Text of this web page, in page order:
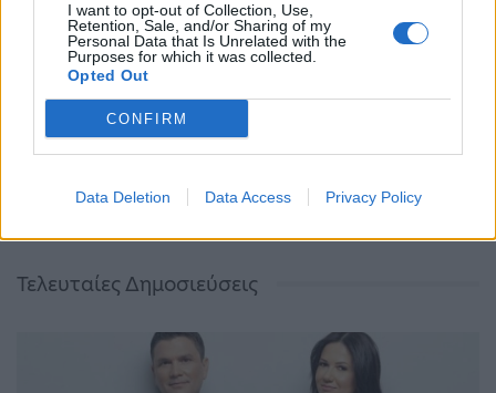
I want to opt-out of Collection, Use,
Retention, Sale, and/or Sharing of my
Personal Data that Is Unrelated with the
Purposes for which it was collected.
Opted Out
CONFIRM
Data Deletion Data Access Privacy Policy
δοθούν έως και 2,2 δις
ευρώ στην Ελλάδα –…
Ελεγκτικό Συνέδριο
για τα Πολυκέντρα…
ΠΡΟΗΓΟΎΜΕΝΗ ΣΕΛΊΔΑ
Τελευταίες Δημοσιεύσεις